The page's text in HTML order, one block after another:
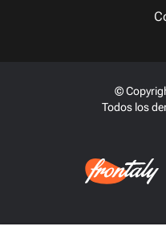
©
Todos los